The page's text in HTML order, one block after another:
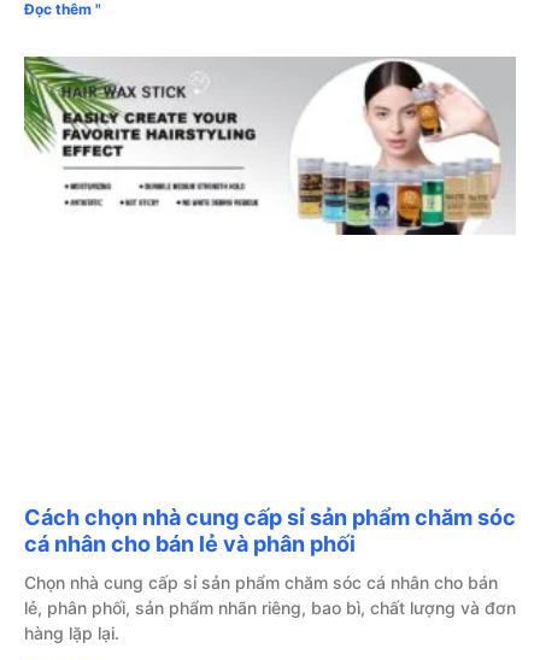
Đọc thêm "
Cách chọn nhà cung cấp sỉ sản phẩm chăm sóc
cá nhân cho bán lẻ và phân phối
Chọn nhà cung cấp sỉ sản phẩm chăm sóc cá nhân cho bán
lẻ, phân phối, sản phẩm nhãn riêng, bao bì, chất lượng và đơn
hàng lặp lại.